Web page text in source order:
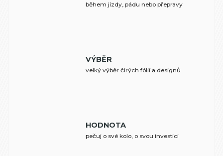
během jízdy, pádu nebo přepravy
VÝBĚR
velký výběr čirých fólií a designů
HODNOTA
pečuj o své kolo, o svou investici